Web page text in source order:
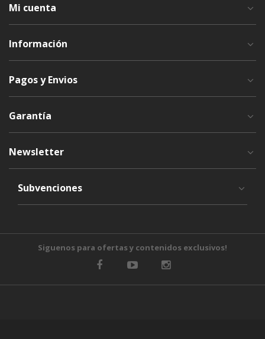
Mi cuenta
Información
Pagos y Envios
Garantía
Newsletter
Subvenciones
Siguenos para ofertas y contenidos exclusivos!